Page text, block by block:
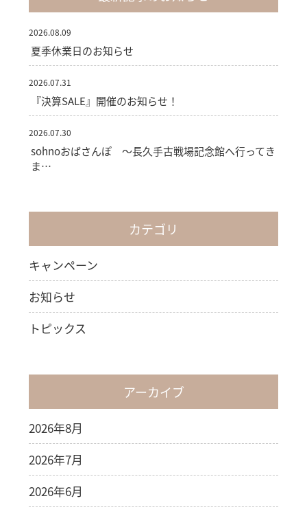
2026.08.09
夏季休業日のお知らせ
2026.07.31
『決算SALE』開催のお知らせ！
2026.07.30
sohnoおばさんぽ ～長久手古戦場記念館へ行ってき
ま…
カテゴリ
キャンペーン
お知らせ
トピックス
アーカイブ
2026年8月
2026年7月
2026年6月